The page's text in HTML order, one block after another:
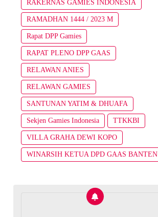
RAKERNAS GAMIES INDONESIA
RAMADHAN 1444 / 2023 M
Rapat DPP Gamies
RAPAT PLENO DPP GAAS
RELAWAN ANIES
RELAWAN GAMIES
SANTUNAN YATIM & DHUAFA
Sekjen Gamies Indonesia TTKKBI
VILLA GRAHA DEWI KOPO
WINARSIH KETUA DPD GAAS BANTEN